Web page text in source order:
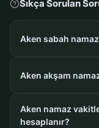
Sıkça Sorulan
Aken sabah
Aken akşam
Aken namaz
hesaplanır?